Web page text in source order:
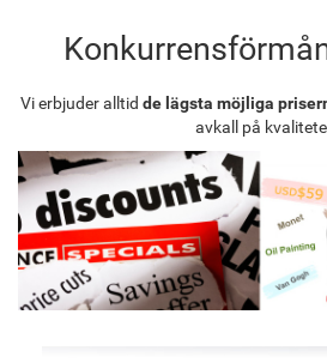
Vi erbjuder alltid de lägsta möjliga
avkall på